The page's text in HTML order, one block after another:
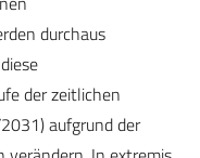
durchaus
der zeitlichen
aufgrund der